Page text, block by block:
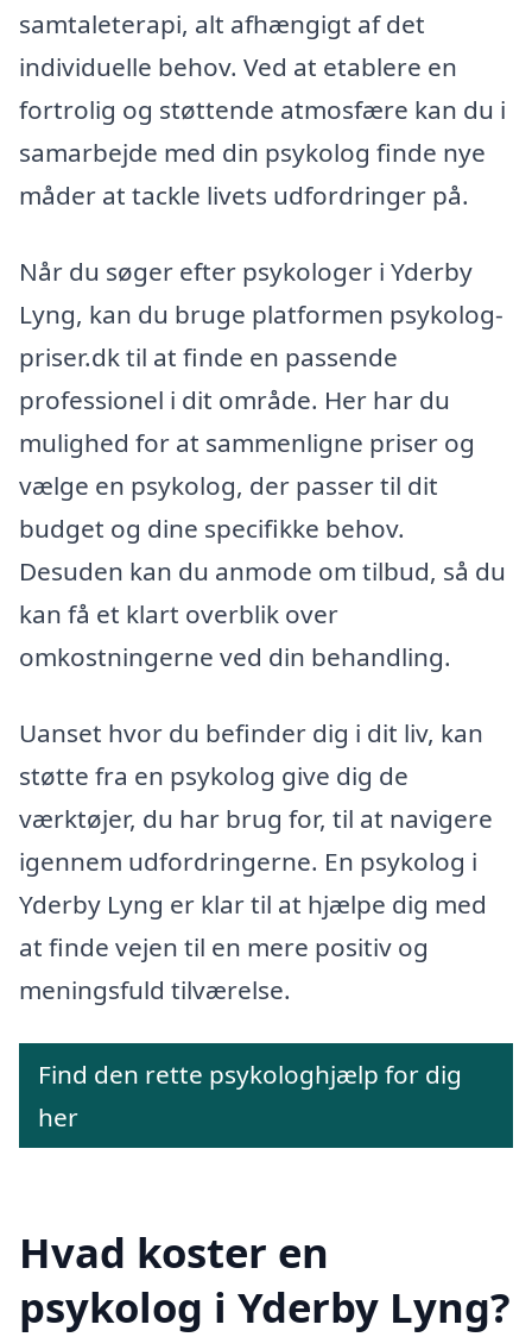
samtaleterapi, alt afhængigt af det
individuelle behov. Ved at etablere en
fortrolig og støttende atmosfære kan du i
samarbejde med din psykolog finde nye
måder at tackle livets udfordringer på.
Når du søger efter psykologer i Yderby
Lyng, kan du bruge platformen psykolog-
priser.dk til at finde en passende
professionel i dit område. Her har du
mulighed for at sammenligne priser og
vælge en psykolog, der passer til dit
budget og dine specifikke behov.
Desuden kan du anmode om tilbud, så du
kan få et klart overblik over
omkostningerne ved din behandling.
Uanset hvor du befinder dig i dit liv, kan
støtte fra en psykolog give dig de
værktøjer, du har brug for, til at navigere
igennem udfordringerne. En psykolog i
Yderby Lyng er klar til at hjælpe dig med
at finde vejen til en mere positiv og
meningsfuld tilværelse.
Find den rette psykologhjælp for dig
her
Hvad koster en
psykolog i Yderby Lyng?